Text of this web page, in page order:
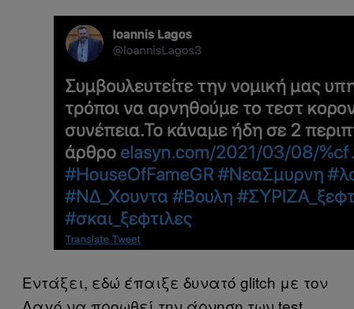
Εντάξει, εδώ έπαιξε δυνατό glitch με τον